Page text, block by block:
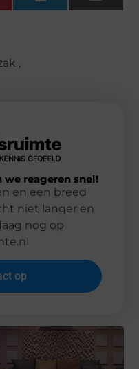
,
reageren snel!
en een breed
niet langer en
nog op
op